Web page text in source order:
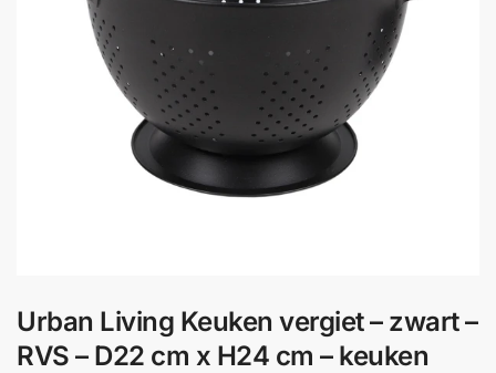
Urban Living Keuken vergiet – zwart –
RVS – D22 cm x H24 cm – keuken